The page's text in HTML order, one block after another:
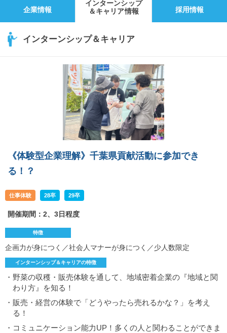
企業情報
インターンシップ
＆キャリア情報
採用情報
インターンシップ＆キャリア
《体験型企業理解》千葉県貢献活動に参加でき
る！？
仕事体験 28卒 29卒
開催期間：2、3日程度
特徴
企画力が身につく／社会人マナーが身につく／少人数限定
インターンシップ＆キャリアの特徴
・野菜の収穫・販売体験を通して、地域密着企業の『地域と関
わり方』を知る！
・販売・経営の体験で「どうやったら売れるかな？」を考え
る！
・コミュニケーション能力UP！多くの人と関わることができま